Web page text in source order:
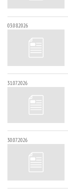
03.08.2026
31.07.2026
30.07.2026